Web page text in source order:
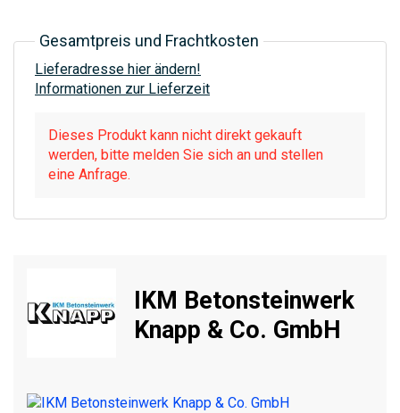
Gesamtpreis und Frachtkosten
Lieferadresse hier ändern!
Informationen zur Lieferzeit
Dieses Produkt kann nicht direkt gekauft
werden, bitte melden Sie sich an und stellen
eine Anfrage.
IKM Betonsteinwerk
Knapp & Co. GmbH